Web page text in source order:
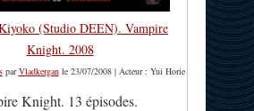
(Studio DEEN). Vampire
Knight. 2008
parVladkerganle 23/07/2008 | Acteur : Yui Horie
Knight. 13 épisodes.